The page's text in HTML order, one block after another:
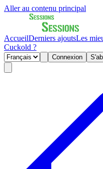
Aller au contenu principal
AccueilDerniers ajoutsLes
Cuckold ?
Connexion